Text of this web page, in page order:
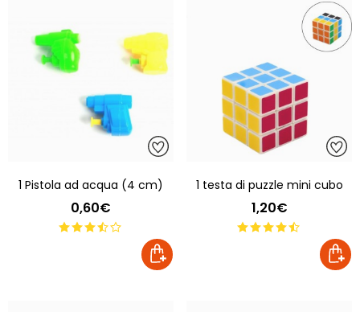
1 Pistola ad acqua (4 cm)
0,60€
1 testa di puzzle mini cubo
1,20€